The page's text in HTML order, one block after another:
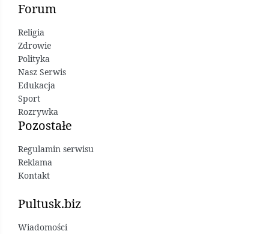
Forum
Religia
Zdrowie
Polityka
Nasz Serwis
Edukacja
Sport
Rozrywka
Pozostałe
Regulamin serwisu
Reklama
Kontakt
Pultusk.biz
Wiadomości